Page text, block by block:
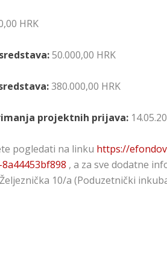
HRK
50.000,00 HRK
380.000,00 HRK
projektnih prijava:
pogledati na linku https://
, a za sve dodatne
10/a (Poduzetnički